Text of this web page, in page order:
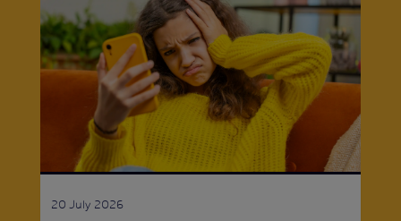
20 July 2026